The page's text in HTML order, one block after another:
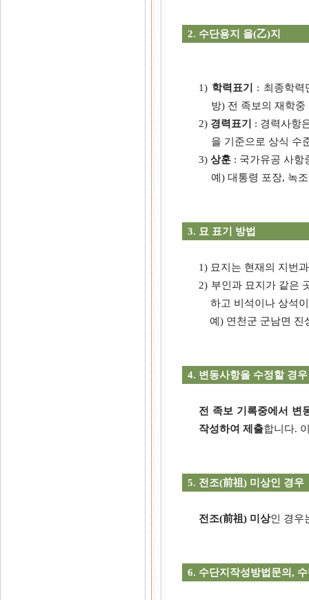
2. 수단용지 을(乙)지
1) 학력표기 : 최종학력
방) 전 족보의 재학중
2) 경력표기 : 경력사항
을 기준으로 상식 수
3)상훈 : 국가유공 사항
예) 대통령 포장, 녹
3. 묘 표기 방법
1) 묘지는 현재의 지번
2) 부인과 묘지가 같은
하고 비석이나 상석
예) 연천군 군남면 진
4. 변동사항을 수정할 경우
전 족보 기록중에서 변
작성하여 제출합니다.
5. 전조(前祖) 미상인 경우
전조(前祖) 미상인 경우
6. 수단지작성방법문의,